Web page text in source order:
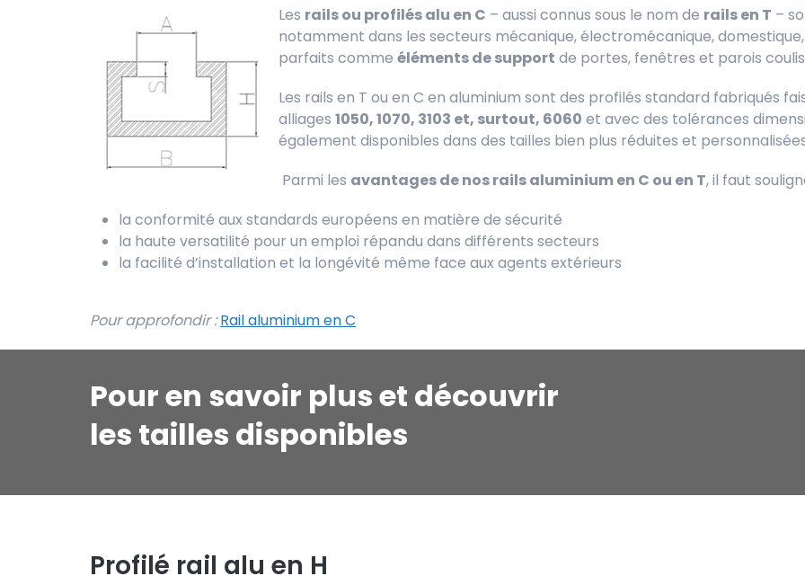
Les rails ou profilés alu en C – aussi connus sous le nom de rails en T –
notamment dans les secteurs mécanique, électromécanique,
parfaits comme éléments de support de portes, fenêtres et parois
Les rails en T ou en C en aluminium sont des profilés standard fabriqués
alliages 1050, 1070, 3103 et, surtout, 6060 et avec des tolérances
également disponibles dans des tailles bien plus réduites et
Parmi les avantages de nos rails aluminium en C ou en T, il faut
la conformité aux standards européens en matière de sécurité
la haute versatilité pour un emploi répandu dans différents secteurs
la facilité d’installation et la longévité même face aux agents extérieurs
Pour approfondir :Rail aluminium en C
Pour en savoir plus et découvrir
les tailles disponibles
Profilé rail alu en H